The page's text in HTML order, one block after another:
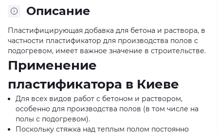
Описание
Пластифицирующая добавка для бетона и раствора, в
частности пластификатор для производства полов с
подогревом, имеет важное значение в строительстве.
Применение
пластификатора в Киеве
Для всех видов работ с бетоном и раствором,
особенно для производства полов (в том числе на
полы с подогревом).
Поскольку стяжка над теплым полом постоянно